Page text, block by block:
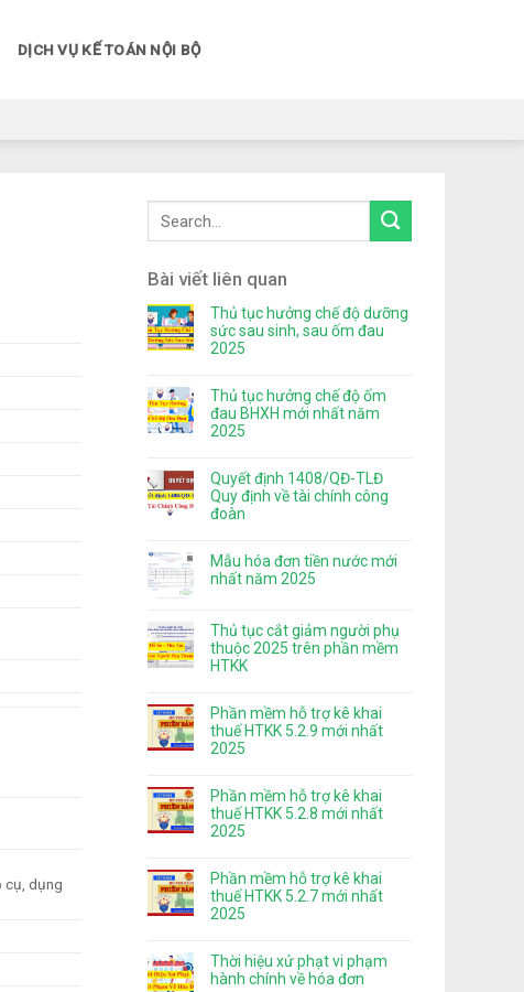
DỊCH VỤ KẾ TOÁN NỘI BỘ
cụ, dụng
Bài viết liên quan
Thủ tục hưởng chế độ dưỡng
sức sau sinh, sau ốm đau
2025
Thủ tục hưởng chế độ ốm
đau BHXH mới nhất năm
2025
Quyết định 1408/QĐ-TLĐ
Quy định về tài chính công
đoàn
Mẫu hóa đơn tiền nước mới
nhất năm 2025
Thủ tục cắt giảm người phụ
thuộc 2025 trên phần mềm
HTKK
Phần mềm hỗ trợ kê khai
thuế HTKK 5.2.9 mới nhất
2025
Phần mềm hỗ trợ kê khai
thuế HTKK 5.2.8 mới nhất
2025
Phần mềm hỗ trợ kê khai
thuế HTKK 5.2.7 mới nhất
2025
Thời hiệu xử phạt vi phạm
hành chính về hóa đơn